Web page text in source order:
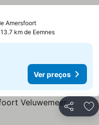
Amersfoort
km de Eemnes
Ver preços
Partilhar